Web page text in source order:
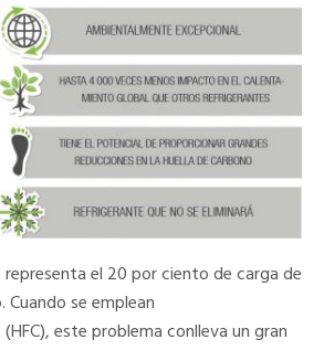
el 20 por ciento de carga de
se emplean
este problema conlleva un gran